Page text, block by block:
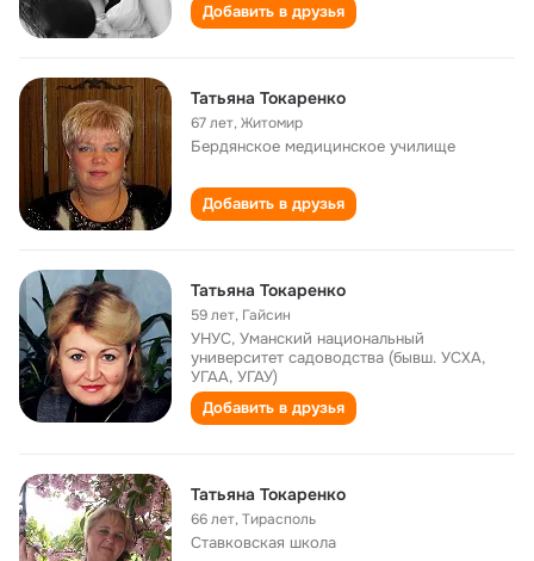
Добавить в друзья
Татьяна Токаренко
67 лет,Житомир
Бердянское медицинское училище
Добавить в друзья
Татьяна Токаренко
59 лет, Гайсин
УНУС, Уманский национальный
университет садоводства (бывш. УСХА,
УГАА, УГАУ)
Добавить в друзья
Татьяна Токаренко
66 лет,Тирасполь
Ставковская школа